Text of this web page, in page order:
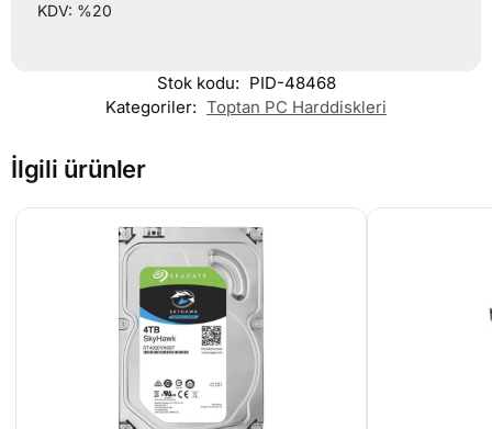
KDV: %20
Stok kodu: PID-48468
Kategoriler: Toptan PC Harddiskleri
İlgili ürünler